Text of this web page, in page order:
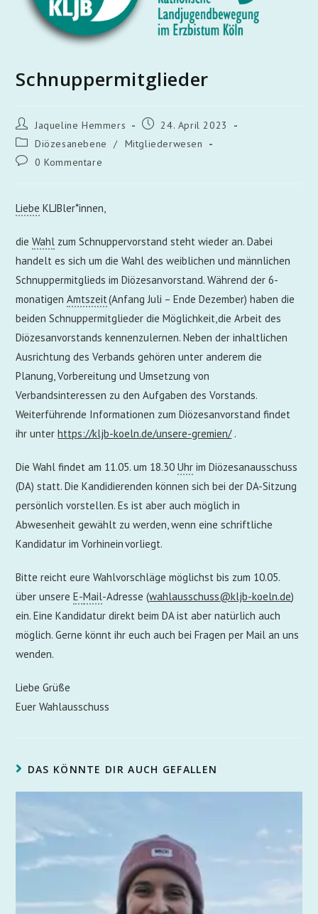
Schnuppermitglieder
Jaqueline Hemmers
24. April 2023
Diözesanebene
/ Mitgliederwesen
0 Kommentare
Liebe KLJBler*innen,
dieWahl zum Schnuppervorstand steht wieder an. Dabei
handelt es sich um die Wahl des weiblichen und männlichen
Schnuppermitglieds im Diözesanvorstand. Während der 6-
monatigenAmtszeit(Anfang Juli – Ende Dezember) haben die
beiden Schnuppermitglieder die Möglichkeit, die Arbeit des
Diözesanvorstands kennenzulernen. Neben der inhaltlichen
Ausrichtung des Verbands gehören unter anderem die
Planung, Vorbereitung und Umsetzung von
Verbandsinteressen zu den Aufgaben des Vorstands.
Weiterführende Informationen zum Diözesanvorstand findet
ihr unterhttps://kljb-koeln.de/unsere-gremien/.
Die Wahl findet am 11.05. um 18.30Uhr im Diözesanausschuss
(DA) statt. Die Kandidierenden können sich bei der DA-Sitzung
persönlich vorstellen. Es ist aber auch möglich in
Abwesenheit gewählt zu werden, wenn eine schriftliche
Kandidatur im Vorhinein vorliegt.
Bitte reicht eure Wahlvorschläge möglichst bis zum 10.05.
über unsereE-Mail-Adresse (wahlausschuss@kljb-koeln.de)
ein. Eine Kandidatur direkt beim DA ist aber natürlich auch
möglich. Gerne könnt ihr euch auch bei Fragen per Mail an uns
wenden.
Liebe Grüße
Euer Wahlausschuss
DAS KÖNNTE DIR AUCH GEFALLEN